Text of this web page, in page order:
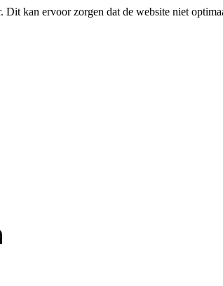
Dit kan ervoor zorgen dat de website niet